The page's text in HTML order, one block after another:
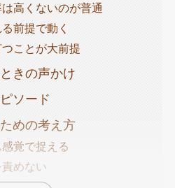
は高くないのが普通
る前提で動く
つことが大前提
きの声かけ
ソード
めの考え方
感覚で捉える
責めない